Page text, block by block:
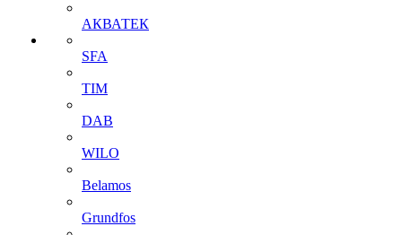
АКВАТЕК
SFA
TIM
DAB
WILO
Belamos
Grundfos